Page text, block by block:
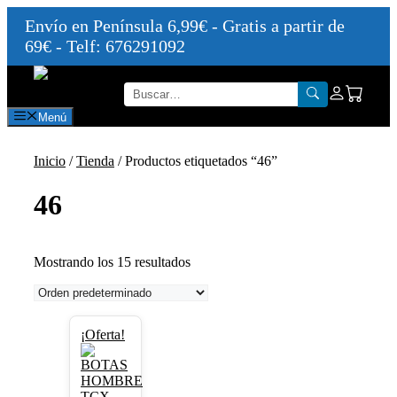
Envío en Península 6,99€ - Gratis a partir de
69€ - Telf: 676291092
Saltar
contenido
Menú
Inicio /Tienda / Productos etiquetados “46”
46
Mostrando los 15 resultados
¡Oferta!
Este
producto
tiene
múltiples